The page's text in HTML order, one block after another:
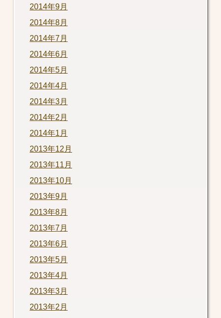
2014年9月
2014年8月
2014年7月
2014年6月
2014年5月
2014年4月
2014年3月
2014年2月
2014年1月
2013年12月
2013年11月
2013年10月
2013年9月
2013年8月
2013年7月
2013年6月
2013年5月
2013年4月
2013年3月
2013年2月